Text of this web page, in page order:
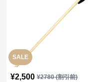
SALE
¥2,500 ¥2780(割引前)